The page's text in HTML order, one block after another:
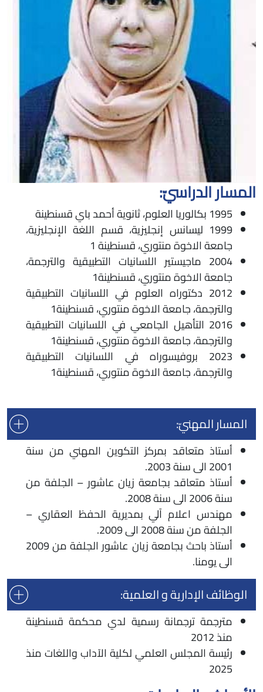
المسار الدراسيّ:
1995 بكالوريا العلوم، ثانوية أحمد باي قسنطينة
1999 ليسانس إنجليزية، قسم اللغة الإنجليزية،
جامعة الاخوة منتوري، قسنطينة 1
2004 ماجيستير اللسانيات التطبيقية والترجمة،
جامعة الاخوة منتوري، قسنطينة1
2012 دكتوراه العلوم في اللسانيات التطبيقية
والترجمة، جامعة الاخوة منتوري، قسنطينة1
2016 التأهيل الجامعي في اللسانيات التطبيقية
والترجمة، جامعة الاخوة منتوري، قسنطينة1
2023 بروفيسوراه في اللسانيات التطبيقية
والترجمة، جامعة الاخوة منتوري، قسنطينة1
المسار المهنيّ:
أستاذ متعاقد بمركز التكوين المهني من سنة
2001 الى سنة 2003.
أستاذ متعاقد بجامعة زيان عاشور – الجلفة من
سنة 2006 الى سنة 2008.
مهندس اعلام آلي بمديرية الحفظ العقاري –
الجلفة من سنة 2008 الى 2009.
أستاذ باحث بجامعة زيان عاشور الجلفة من 2009
الى يومنا.
الوظائف الإدارية و العلمية:
مترجمة ترجمانة رسمية لدي محكمة قسنطينة
منذ 2012
رئيسة المجلس العلمي لكلية الآداب واللغات منذ
2025